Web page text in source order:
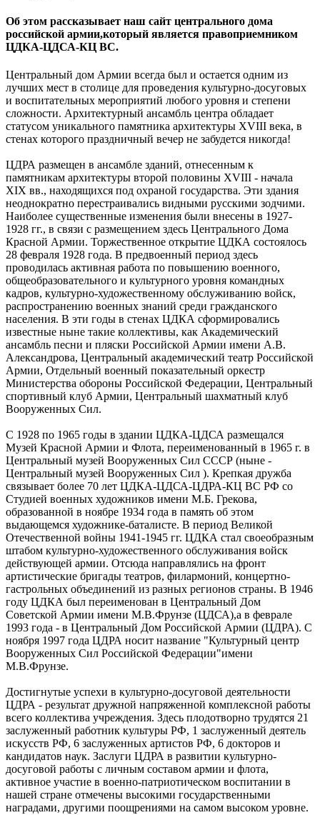
Об этом рассказывает наш сайт центрального дома
российской армии,который является правоприемником
ЦДКА-ЦДСА-КЦ ВС.
Центральный дом Армии всегда был и остается одним из
лучших мест в столице для проведения культурно-досуговых
и воспитательных мероприятий любого уровня и степени
сложности. Архитектурный ансамбль центра обладает
статусом уникального памятника архитектуры XVIII века, в
стенах которого праздничный вечер не забудется никогда!
ЦДРА размещен в ансамбле зданий, отнесенным к
памятникам архитектуры второй половины XVIII - начала
XIX вв., находящихся под охраной государства. Эти здания
неоднократно перестраивались видными русскими зодчими.
Наиболее существенные изменения были внесены в 1927-
1928 гг., в связи с размещением здесь Центрального Дома
Красной Армии. Торжественное открытие ЦДКА состоялось
28 февраля 1928 года. В предвоенный период здесь
проводилась активная работа по повышению военного,
общеобразовательного и культурного уровня командных
кадров, культурно-художественному обслуживанию войск,
распространению военных знаний среди гражданского
населения. В эти годы в стенах ЦДКА сформировались
известные ныне такие коллективы, как Академический
ансамбль песни и пляски Российской Армии имени А.В.
Александрова, Центральный академический театр Российской
Армии, Отдельный военный показательный оркестр
Министерства обороны Российской Федерации, Центральный
спортивный клуб Армии, Центральный шахматный клуб
Вооруженных Сил.
С 1928 по 1965 годы в здании ЦДКА-ЦДСА размещался
Музей Красной Армии и Флота, переименованный в 1965 г. в
Центральный музей Вооруженных Сил СССР (ныне -
Центральный музей Вооруженных Сил ). Крепкая дружба
связывает более 70 лет ЦДКА-ЦДСА-ЦДРА-КЦ ВС РФ со
Студией военных художников имени М.Б. Грекова,
образованной в ноябре 1934 года в память об этом
выдающемся художнике-баталисте. В период Великой
Отечественной войны 1941-1945 гг. ЦДКА стал своеобразным
штабом культурно-художественного обслуживания войск
действующей армии. Отсюда направлялись на фронт
артистические бригады театров, филармоний, концертно-
гастрольных объединений из разных регионов страны. В 1946
году ЦДКА был переименован в Центральный Дом
Советской Армии имени М.В.Фрунзе (ЦДСА),а в феврале
1993 года - в Центральный Дом Российской Армии (ЦДРА). С
ноября 1997 года ЦДРА носит название "Культурный центр
Вооруженных Сил Российской Федерации"имени
М.В.Фрунзе.
Достигнутые успехи в культурно-досуговой деятельности
ЦДРА - результат дружной напряженной комплексной работы
всего коллектива учреждения. Здесь плодотворно трудятся 21
заслуженный работник культуры РФ, 1 заслуженный деятель
искусств РФ, 6 заслуженных артистов РФ, 6 докторов и
кандидатов наук. Заслуги ЦДРА в развитии культурно-
досуговой работы с личным составом армии и флота,
активное участие в военно-патриотическом воспитании в
нашей стране отмечены высокими государственными
наградами, другими поощрениями на самом высоком уровне.